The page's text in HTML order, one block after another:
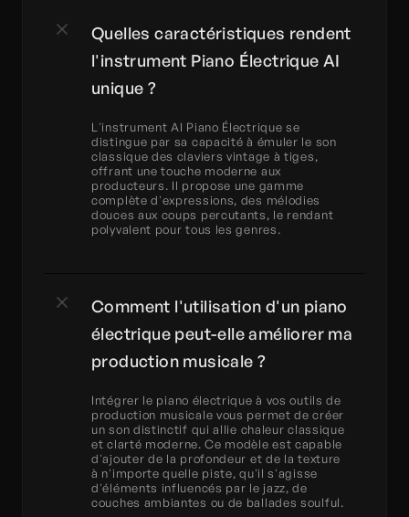
Quelles caractéristiques rendent
l'instrument Piano Électrique AI
unique ?
L'instrument AI Piano Électrique se
distingue par sa capacité à émuler le son
classique des claviers vintage à tiges,
offrant une touche moderne aux
producteurs. Il propose une gamme
complète d'expressions, des mélodies
douces aux coups percutants, le rendant
polyvalent pour tous les genres.
Comment l'utilisation d'un piano
électrique peut-elle améliorer ma
production musicale ?
Intégrer le piano électrique à vos outils de
production musicale vous permet de créer
un son distinctif qui allie chaleur classique
et clarté moderne. Ce modèle est capable
d'ajouter de la profondeur et de la texture
à n'importe quelle piste, qu'il s'agisse
d'éléments influencés par le jazz, de
couches ambiantes ou de ballades soulful.